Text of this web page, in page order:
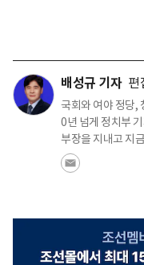
배성규 기자 편
국회와 여야 정당,
0년 넘게 정치부
부장을 지내고 지